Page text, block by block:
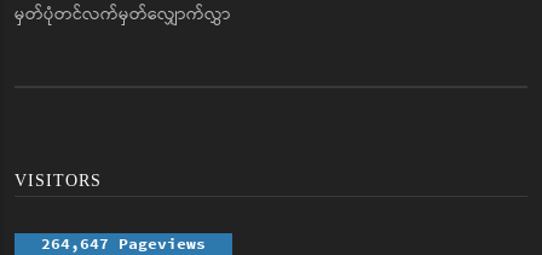
မှတ်ပုံတင်လက်မှတ်လျှောက်လွှာ
VISITORS